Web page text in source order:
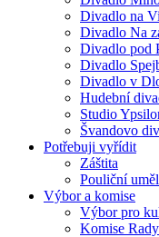
Divadlo na
Divadlo Na
Divadlo pod
Divadlo
Divadlo v
Hudební
Studio
Švandovo
Potřebuji vyřídit
Záštita
Pouliční
Výbor a komise
Výbor pro
Komise